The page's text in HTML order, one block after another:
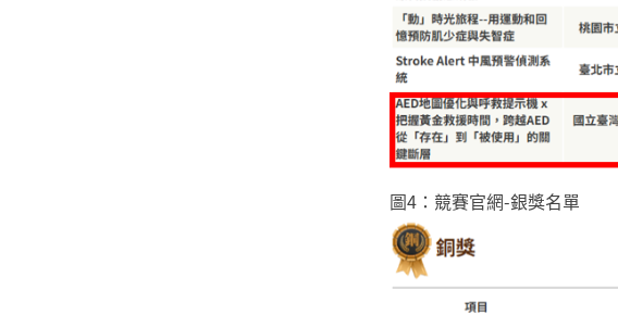
圖4：競賽官網-銀獎名單